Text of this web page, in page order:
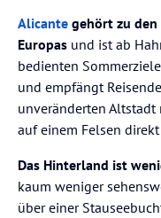
Alicante gehört zu den
Europas und ist ab
bedienten
und empfängt
unveränderten Altstadt
auf einem Felsen
Das Hinterland ist
kaum weniger
über einer